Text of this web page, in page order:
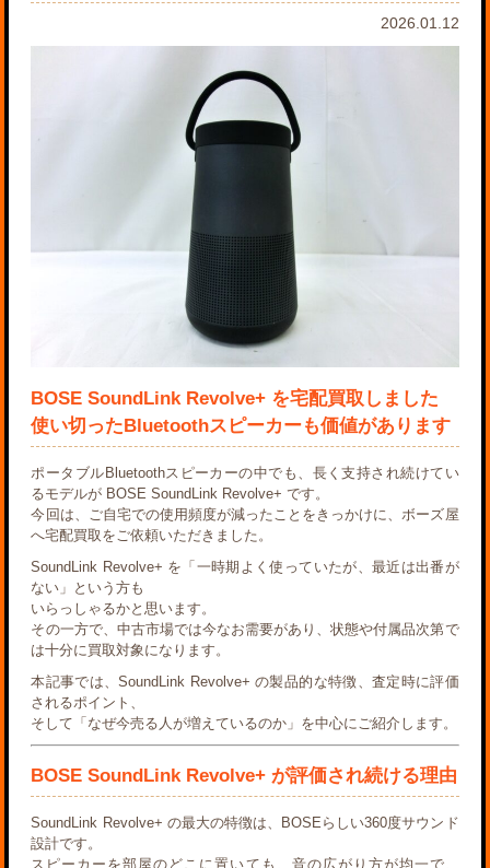
2026.01.12
BOSE SoundLink Revolve+ を宅配買取しました
使い切ったBluetoothスピーカーも価値があります
ポータブルBluetoothスピーカーの中でも、長く支持され続けてい
るモデルが BOSE SoundLink Revolve+ です。
今回は、ご自宅での使用頻度が減ったことをきっかけに、ボーズ屋
へ宅配買取をご依頼いただきました。
SoundLink Revolve+ を「一時期よく使っていたが、最近は出番が
ない」という方も
いらっしゃるかと思います。
その一方で、中古市場では今なお需要があり、状態や付属品次第で
は十分に買取対象になります。
本記事では、SoundLink Revolve+ の製品的な特徴、査定時に評価
されるポイント、
そして「なぜ今売る人が増えているのか」を中心にご紹介します。
BOSE SoundLink Revolve+ が評価され続ける理由
SoundLink Revolve+ の最大の特徴は、BOSEらしい360度サウンド
設計です。
スピーカーを部屋のどこに置いても、音の広がり方が均一で、